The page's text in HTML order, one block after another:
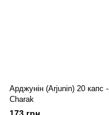
Арджунін (Arjunin) 20 капс -
Charak